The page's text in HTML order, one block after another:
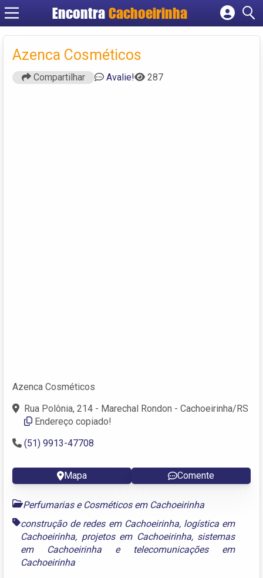
Encontra Cachoeirinha
Cadastrar empresa
Criar conta
Azenca Cosméticos
Compartilhar Avalie! 287
Azenca Cosméticos
Rua Polônia, 214 - Marechal Rondon - Cachoeirinha/RS
Endereço copiado!
(51) 9913-47708
Mapa Comente
Perfumarias e Cosméticos em Cachoeirinha
construção de redes em Cachoeirinha, logística em
Cachoeirinha, projetos em Cachoeirinha, sistemas
em Cachoeirinha e telecomunicações em
Cachoeirinha